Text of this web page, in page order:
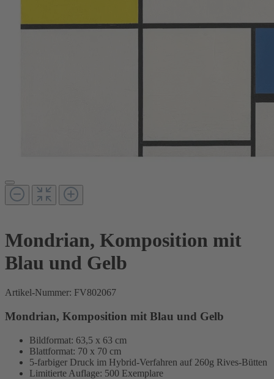
Mondrian, Komposition mit
Blau und Gelb
Artikel-Nummer: FV802067
Mondrian, Komposition mit Blau und Gelb
Bildformat: 63,5 x 63 cm
Blattformat: 70 x 70 cm
5-farbiger Druck im Hybrid-Verfahren auf 260g Rives-Bütten
Limitierte Auflage: 500 Exemplare